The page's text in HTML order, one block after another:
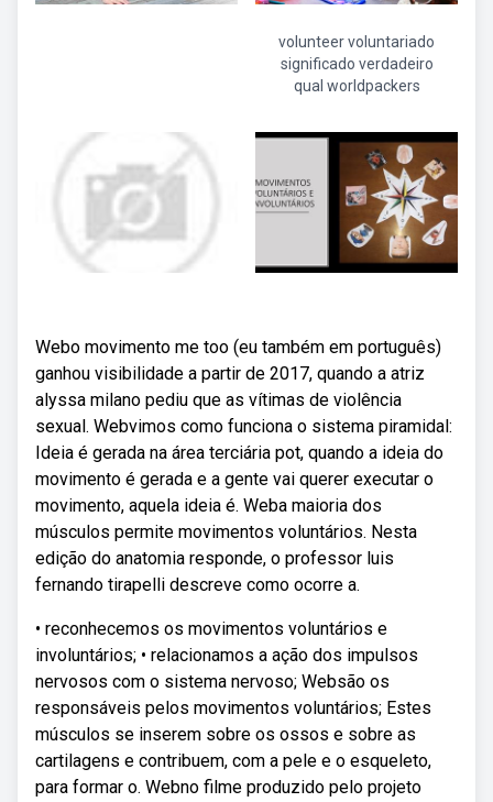
volunteer voluntariado
significado verdadeiro
qual worldpackers
Webo movimento me too (eu também em português)
ganhou visibilidade a partir de 2017, quando a atriz
alyssa milano pediu que as vítimas de violência
sexual. Webvimos como funciona o sistema piramidal:
Ideia é gerada na área terciária pot, quando a ideia do
movimento é gerada e a gente vai querer executar o
movimento, aquela ideia é. Weba maioria dos
músculos permite movimentos voluntários. Nesta
edição do anatomia responde, o professor luis
fernando tirapelli descreve como ocorre a.
• reconhecemos os movimentos voluntários e
involuntários; • relacionamos a ação dos impulsos
nervosos com o sistema nervoso; Websão os
responsáveis pelos movimentos voluntários; Estes
músculos se inserem sobre os ossos e sobre as
cartilagens e contribuem, com a pele e o esqueleto,
para formar o. Webno filme produzido pelo projeto